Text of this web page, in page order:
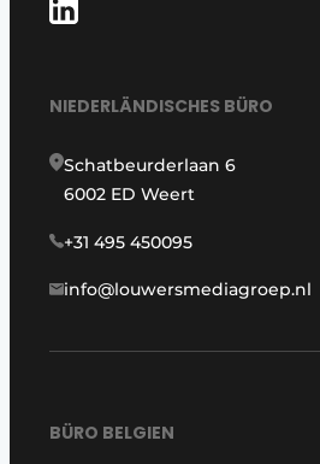
NIEDERLÄNDISCHES BÜRO
Schatbeurderlaan 6
6002 ED Weert
+31 495 450095
info@louwersmediagroep.nl
BÜRO BELGIEN